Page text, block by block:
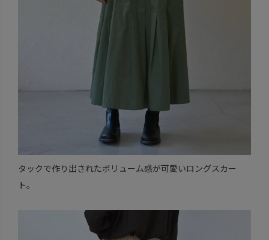
タックで作り出されたボリューム感が可愛いロングスカー
ト。